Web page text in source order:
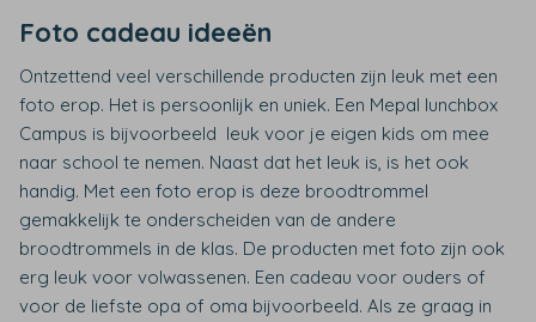
Foto cadeau ideeën
Ontzettend veel verschillende producten zijn leuk met een
foto erop. Het is persoonlijk en uniek. Een Mepal lunchbox
Campus is bijvoorbeeld leuk voor je eigen kids om mee
naar school te nemen. Naast dat het leuk is, is het ook
handig. Met een foto erop is deze broodtrommel
gemakkelijk te onderscheiden van de andere
broodtrommels in de klas. De producten met foto zijn ook
erg leuk voor volwassenen. Een cadeau voor ouders of
voor de liefste opa of oma bijvoorbeeld. Als ze graag in